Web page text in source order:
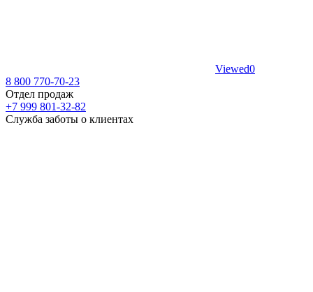
Viewed0
8 800 770-70-23
Отдел продаж
+7 999 801-32-82
Служба заботы о клиентах